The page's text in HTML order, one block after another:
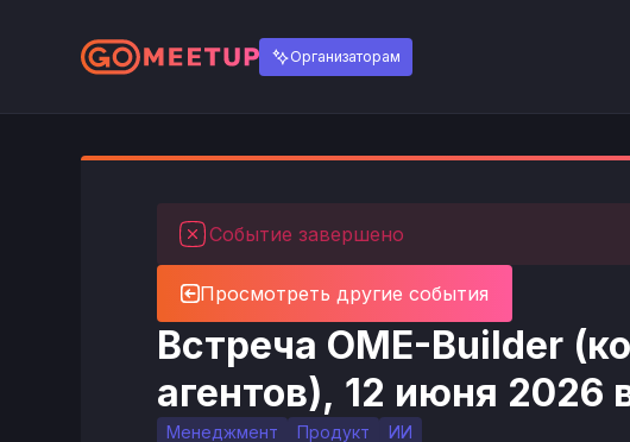
Организаторам
Событие завершено
Просмотреть другие события
Встреча OME-Builder
агентов), 12 июня 2026
Менеджмент Продукт ИИ